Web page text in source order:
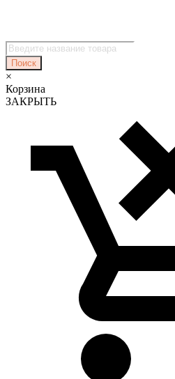
Поиск
товаров
Поиск
×
Корзина
ЗАКРЫТЬ